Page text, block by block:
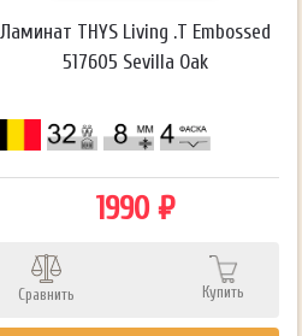
Ламинат THYS Living .T Embossed
517605 Sevilla Oak
1990 ₽
Сравнить Купить